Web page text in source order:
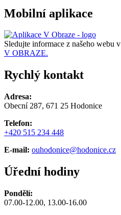
Mobilní aplikace
Sledujte informace z našeho webu v
V OBRAZE.
Rychlý kontakt
Adresa:
Obecní 287, 671 25 Hodonice
Telefon:
+420 515 234 448
E-mail: ouhodonice@hodonice.cz
Úřední hodiny
Pondělí:
07.00-12.00, 13.00-16.00